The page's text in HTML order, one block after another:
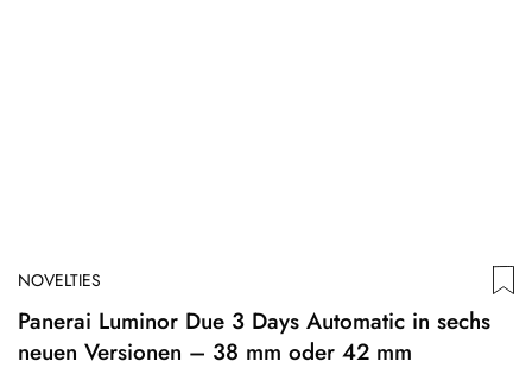
NOVELTIES
Panerai Luminor Due 3 Days Automatic in sechs
neuen Versionen – 38 mm oder 42 mm